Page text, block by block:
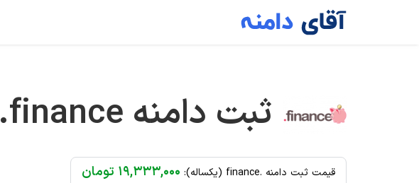
ثبت دامنه .finance
قیمت ثبت دامنه .finance (یکساله): ۱۹,۳۳۳,۰۰۰ تومان